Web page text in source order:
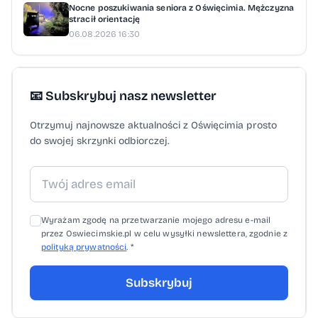
Publiczność zobaczy film „O psie, który
zaplanowano na godz. 20. Przez cały czas
korzystać z dodatkowych atrakcji.
Organizatorzy przygotowali animacje dla
dzieci, pokazy, malowanie buziek, strefę
dmuchańców oraz strefę gastronomiczną.
Organizatorzy zastrzegają, że godziny
koncertów i pokazów mogą ulec zmianie.
godz. 16 - otwarcie bram strefa
gastronomiczna i muzyka z głośników godz.
22 do 24 - dyskoteka z Radiem Bielsko godz.
11 - Magic Streetball Kęty 2026, ul.
Nocne poszukiwania seniora z Oświęcimia. Mężczyzna
stracił orientację
06.08.2026 16:30
📧 Subskrybuj nasz newsletter
Otrzymuj najnowsze aktualności z Oświęcimia prosto
do swojej skrzynki odbiorczej.
Wyrażam zgodę na przetwarzanie mojego adresu e-mail
przez Oswiecimskie.pl w celu wysyłki newslettera, zgodnie z
polityką prywatności. *
Subskrybuj